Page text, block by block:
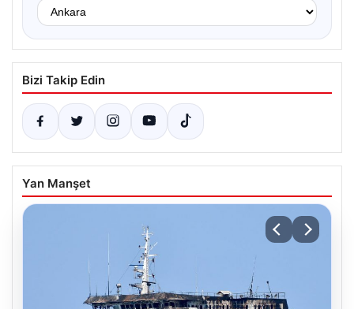
Bizi Takip Edin
Yan Manşet